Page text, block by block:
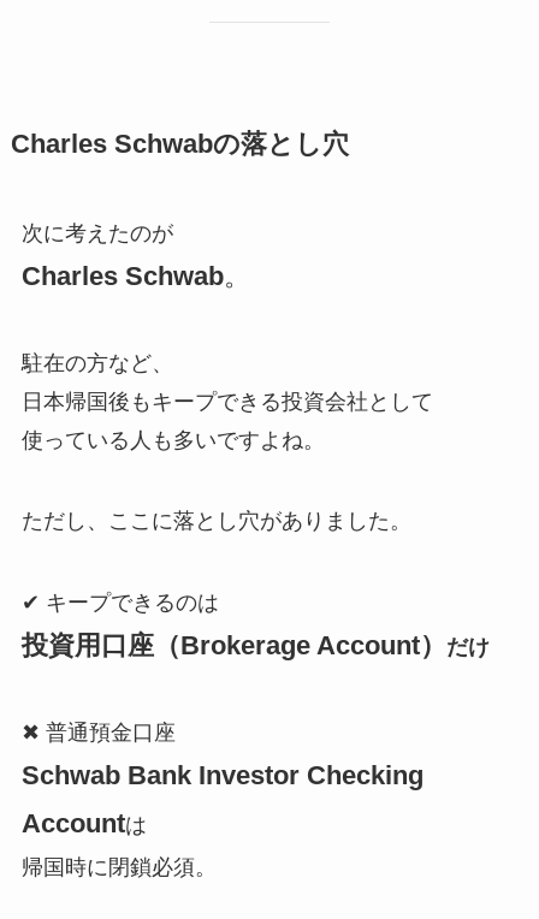
Charles Schwabの落とし穴
次に考えたのが
Charles Schwab。
駐在の方など、
日本帰国後もキープできる投資会社として
使っている人も多いですよね。
ただし、ここに落とし穴がありました。
✔ キープできるのは
投資用口座（Brokerage Account） だけ
✖ 普通預金口座
Schwab Bank Investor Checking
Accountは
帰国時に閉鎖必須。